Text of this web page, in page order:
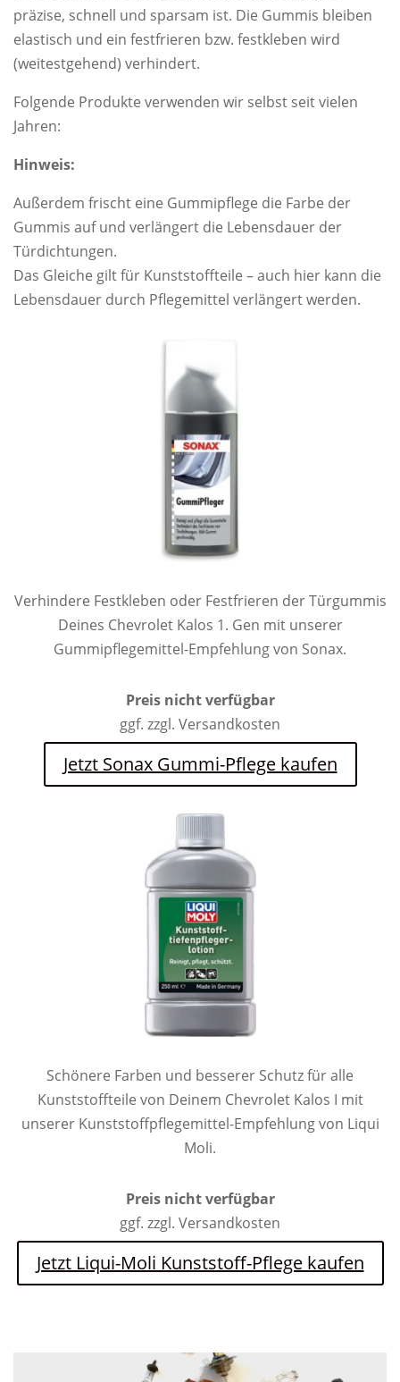
präzise, schnell und sparsam ist. Die Gummis bleiben
elastisch und ein festfrieren bzw. festkleben wird
(weitestgehend) verhindert.
Folgende Produkte verwenden wir selbst seit vielen
Jahren:
Hinweis:
Außerdem frischt eine Gummipflege die Farbe der
Gummis auf und verlängert die Lebensdauer der
Türdichtungen.
Das Gleiche gilt für Kunststoffteile – auch hier kann die
Lebensdauer durch Pflegemittel verlängert werden.
Verhindere Festkleben oder Festfrieren der Türgummis
Deines Chevrolet Kalos 1. Gen mit unserer
Gummipflegemittel-Empfehlung von Sonax.
Preis nicht verfügbar
ggf. zzgl. Versandkosten
Jetzt Sonax Gummi-Pflege kaufen
Schönere Farben und besserer Schutz für alle
Kunststoffteile von Deinem Chevrolet Kalos I mit
unserer Kunststoffpflegemittel-Empfehlung von Liqui
Moli.
Preis nicht verfügbar
ggf. zzgl. Versandkosten
Jetzt Liqui-Moli Kunststoff-Pflege kaufen